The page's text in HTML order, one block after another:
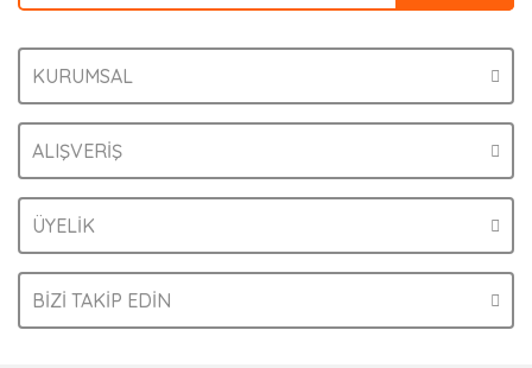
KURUMSAL
ALIŞVERİŞ
ÜYELİK
BİZİ TAKİP EDİN